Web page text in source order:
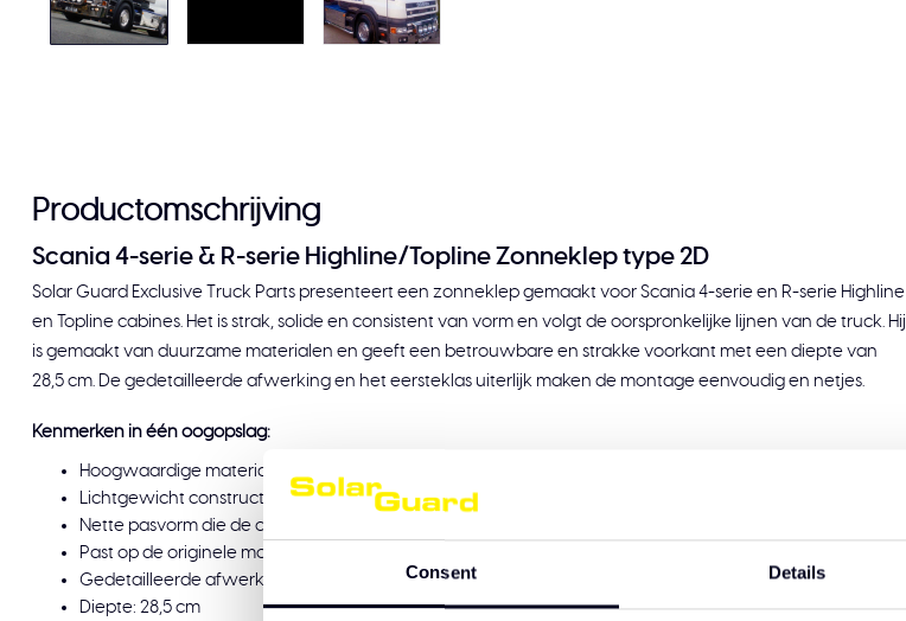
Consent Details
Productomschrijving
Scania 4-serie & R-serie Highline/Topline Zonneklep type 2D
Solar Guard Exclusive Truck Parts presenteert een zonneklep gemaakt voor Scania 4-serie en R-serie Highline
en Topline cabines. Het is strak, solide en consistent van vorm en volgt de oorspronkelijke lijnen van de truck. Hij
is gemaakt van duurzame materialen en geeft een betrouwbare en strakke voorkant met een diepte van
28,5 cm. De gedetailleerde afwerking en het eersteklas uiterlijk maken de montage eenvoudig en netjes.
Kenmerken in één oogopslag:
Hoogwaardige materialen voor een duurzaam en sterk product
Lichtgewicht constructie voor eenvoudigere bediening tijdens de installatie
Nette pasvorm die de originele lijnen van de truck volgt
Past op de originele montagepunten voor directe installatie
Gedetailleerde afwerking voor een strakke, consistente voorkant
Diepte: 28,5 cm